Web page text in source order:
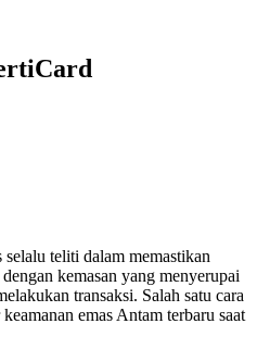
teliti dalam memastikan
kemasan yang menyerupai
transaksi. Salah satu cara
emas Antam terbaru saat